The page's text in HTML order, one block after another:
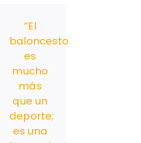
“El
baloncesto
es
mucho
más
que un
deporte;
es una